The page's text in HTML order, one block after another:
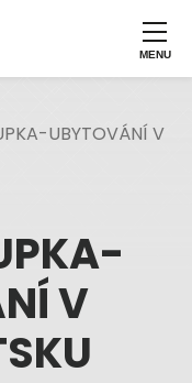
UBYTOVÁNÍ V
V